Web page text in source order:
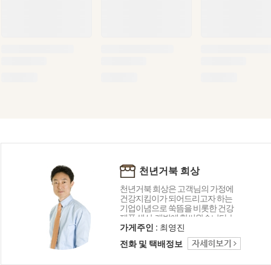
천년거북 희상
천년거북 희상은 고객님의 가정에
건강지킴이가 되어드리고자 하는
기업이념으로 쑥뜸을 비롯한 건강
제품 생산, 개발에 힘써왔습니다. 늘
처음처럼 정직하고 진지하게 고객
님의 말씀에 귀 기울이고 끊임없이
혁신하고 노력하는 기업이 되겠습
가게주인 : 최영진
전화 및 택배정보